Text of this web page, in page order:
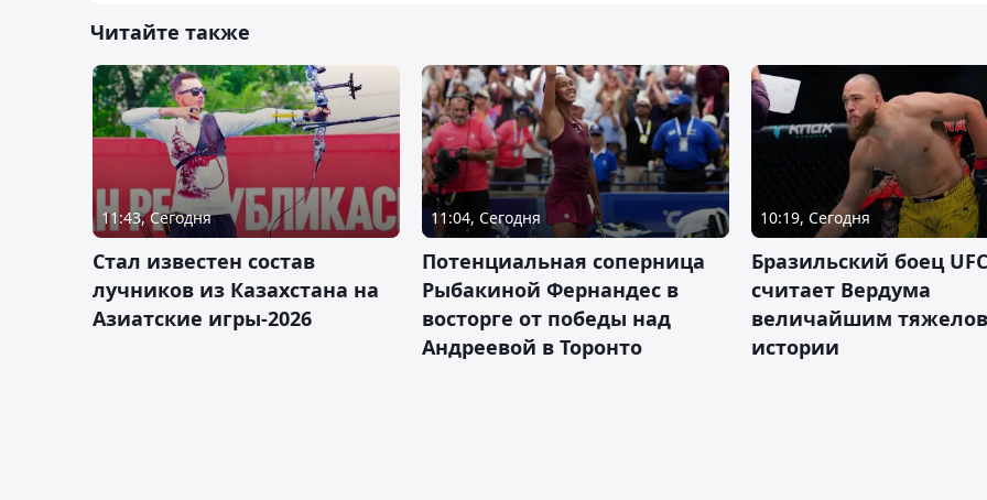
Читайте также
11:43, Сегодня
Стал известен состав
лучников из Казахстана на
Азиатские игры-2026
11:04, Сегодня
Потенциальная соперница
Рыбакиной Фернандес в
восторге от победы над
Андреевой в Торонто
10:19, Сегодня
Бразильский боец
считает Вердума
величайшим
истории